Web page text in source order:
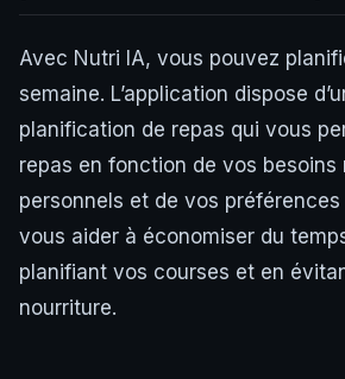
Avec Nutri IA, vous pouvez
semaine. L’application dispose
planification de repas qui vous
repas en fonction de vos besoins
personnels et de vos
vous aider à économiser du
planifiant vos courses et en
nourriture.